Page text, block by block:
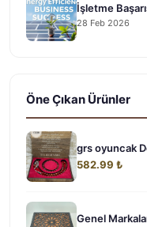
İşletme
28 Feb 2026
Öne Çıkan Ürünler
grs oyuncak
582.99 ₺
Genel